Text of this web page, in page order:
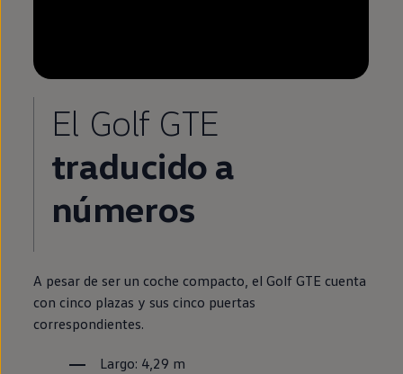
El Golf GTE
traducido a
números
A pesar de ser un coche compacto, el Golf GTE cuenta
con cinco plazas y sus cinco puertas
correspondientes.
Largo: 4,29 m